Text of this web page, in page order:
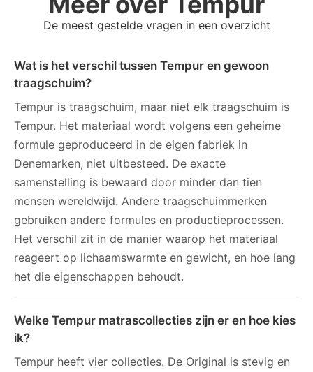
De meest gestelde vragen in een overzicht
Wat is het verschil tussen Tempur en gewoon
traagschuim?
Tempur is traagschuim, maar niet elk traagschuim is
Tempur. Het materiaal wordt volgens een geheime
formule geproduceerd in de eigen fabriek in
Denemarken, niet uitbesteed. De exacte
samenstelling is bewaard door minder dan tien
mensen wereldwijd. Andere traagschuimmerken
gebruiken andere formules en productieprocessen.
Het verschil zit in de manier waarop het materiaal
reageert op lichaamswarmte en gewicht, en hoe lang
het die eigenschappen behoudt.
Welke Tempur matrascollecties zijn er en hoe kies
ik?
Tempur heeft vier collecties. De Original is stevig en